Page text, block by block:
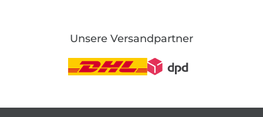
Unsere Versandpartner